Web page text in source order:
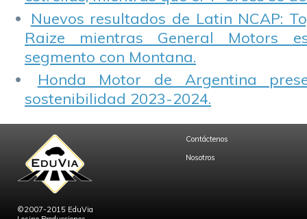
Nuevos resultados de Latin NCAP:
Raize mientras General Motors
segmento con Montana.
Honda Motor de Argentina
sostenibilidad 2023-2024.
©2007-2015 EduVia
Contáctenos
Nosotros